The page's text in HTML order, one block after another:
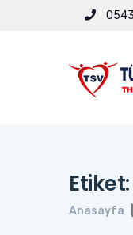
Anasayfa